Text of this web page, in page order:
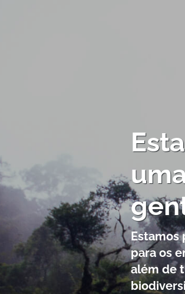
Estamos
para os
além de